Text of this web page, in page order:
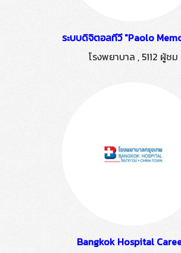
โรงพยาบาล , 5112 ผู้ชม
Bangkok Hospital